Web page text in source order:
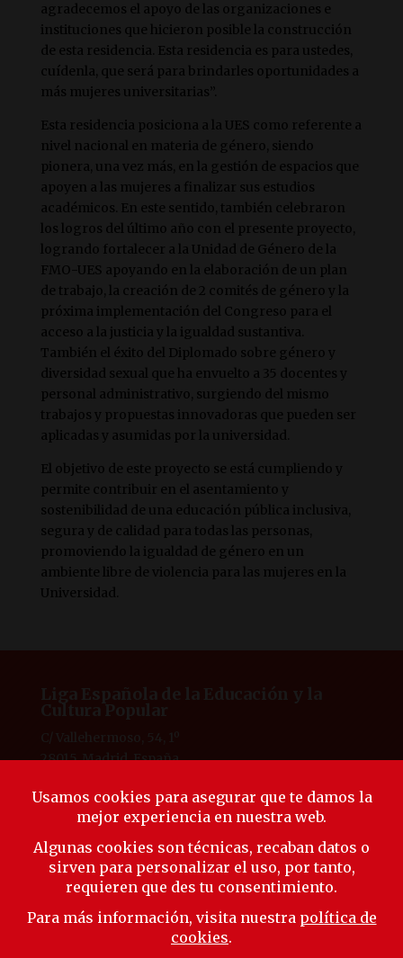
agradecemos el apoyo de las organizaciones e
instituciones que hicieron posible la construcción
de esta residencia. Esta residencia es para ustedes,
cuídenla, que será para brindarles oportunidades a
más mujeres universitarias”.
Esta residencia posiciona a la UES como referente a
nivel nacional en materia de género, siendo
pionera, una vez más, en la gestión de espacios que
apoyen a las mujeres a finalizar sus estudios
académicos. En este sentido, también celebraron
los logros del último año con el presente proyecto,
logrando fortalecer a la Unidad de Género de la
FMO-UES apoyando en la elaboración de un plan
de trabajo, la creación de 2 comités de género y la
próxima implementación del Congreso para el
acceso a la justicia y la igualdad sustantiva.
También el éxito del Diplomado sobre género y
diversidad sexual que ha envuelto a 35 docentes y
personal administrativo, surgiendo del mismo
trabajos y propuestas innovadoras que pueden ser
aplicadas y asumidas por la universidad.
El objetivo de este proyecto se está cumpliendo y
permite contribuir en el asentamiento y
sostenibilidad de una educación pública inclusiva,
segura y de calidad para todas las personas,
promoviendo la igualdad de género en un
ambiente libre de violencia para las mujeres en la
Universidad.
28015, Madrid, España
laliga@ligaeducacion.org
© Liga Educación 2025 |Aviso Legal|Política de
Privacidad|Política de Cookies
Síguenos